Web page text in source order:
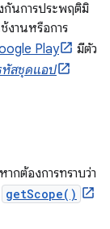
กันการประพฤติมิ
งานหรือการ
Play
มีตัว
หัสชุดแอป
กต้องการทราบว่า
getScope()